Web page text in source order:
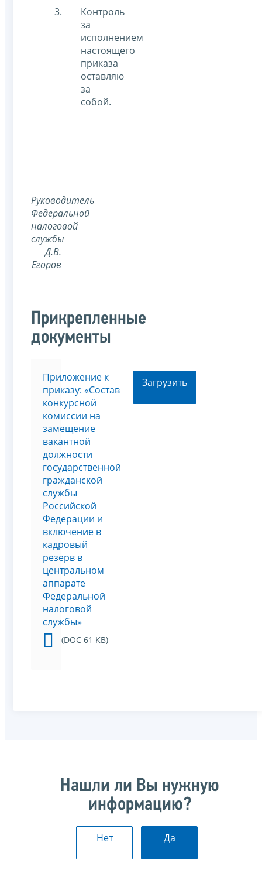
Контроль
за
исполнением
настоящего
приказа
оставляю
за
собой.
Руководитель
Федеральной
налоговой
службы
Д.В.
Егоров
Прикрепленные
документы
Приложение к
приказу: «Состав
конкурсной
комиссии на
замещение
вакантной
должности
государственной
гражданской
службы
Российской
Федерации и
включение в
кадровый
резерв в
центральном
аппарате
Федеральной
налоговой
службы»
(DOC 61 KB)
Загрузить
Нашли ли Вы нужную
информацию?
Нет Да